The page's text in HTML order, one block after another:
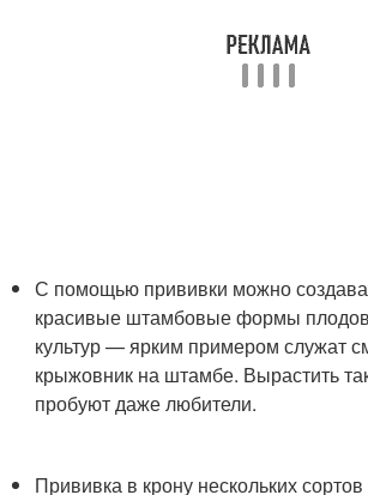
С помощью прививки можно
красивые штамбовые формы
культур — ярким примером служат
крыжовник на штамбе. Вырастить
пробуют даже любители.
Прививка в крону нескольких